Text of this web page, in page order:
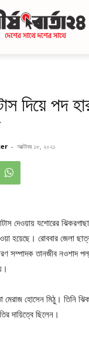
দিয়ে পদ
- অক্টোবর ১৮, ২০২১
দেওয়ায় যশোরের
হয়েছে। রোববার জেলা
সম্পাদক তানজীব নওশাদ
মেরাজ হোসেন মিঠু। তিনি
দায়িত্বে ছিলেন।